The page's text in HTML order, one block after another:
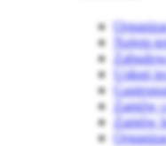
Najem
Usługi
Zamów
Zamów